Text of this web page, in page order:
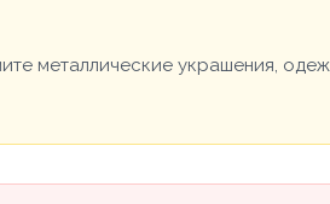
металлические украшения,